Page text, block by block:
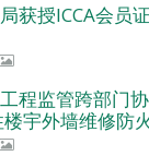
获授ICCA会员
程监管跨部门
宇外墙维修防